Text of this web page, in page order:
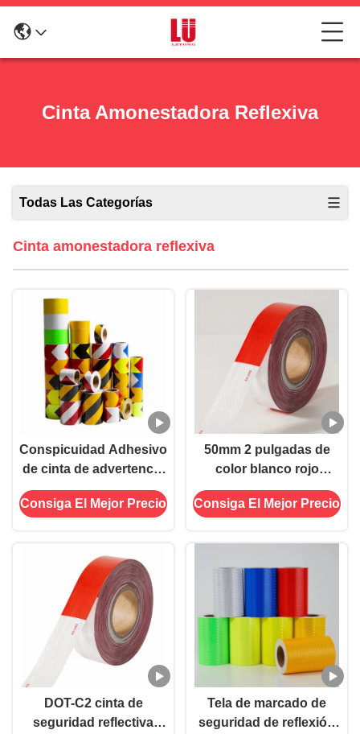
Cinta Amonestadora Reflexiva
Todas Las Categorías
Cinta amonestadora reflexiva
Conspicuidad Adhesivo
de cinta de advertencia
reflectante Biocolor
Negro Y Amarillo
Consiga El Mejor Precio
50mm 2 pulgadas de
color blanco rojo
adhesivo DOT C2
adhesivo de cinta de
camión para vehículos
Consiga El Mejor Precio
DOT-C2 cinta de
seguridad reflectiva
Tela de marcado de
seguridad de reflexión